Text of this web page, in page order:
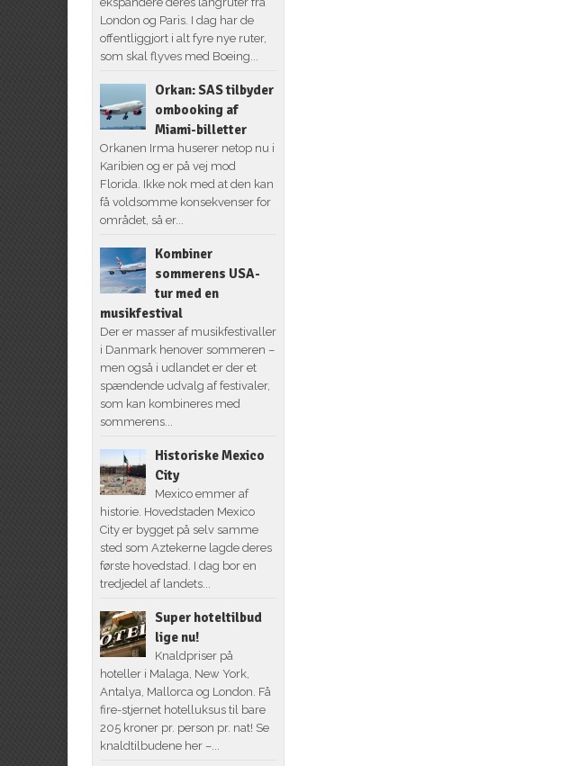
London og Paris. I dag har de
offentliggjort i alt fyre nye ruter,
som skal flyves med Boeing...
Orkan: SAS tilbyder
ombooking af
Miami-billetter
Orkanen Irma huserer netop nu i
Karibien og er på vej mod
Florida. Ikke nok med at den kan
få voldsomme konsekvenser for
området, så er...
Kombiner
sommerens USA-
tur med en
musikfestival
Der er masser af musikfestivaller
i Danmark henover sommeren –
men også i udlandet er der et
spændende udvalg af festivaler,
som kan kombineres med
sommerens...
Historiske Mexico
City
Mexico emmer af
historie. Hovedstaden Mexico
City er bygget på selv samme
sted som Aztekerne lagde deres
første hovedstad. I dag bor en
tredjedel af landets...
Super hoteltilbud
lige nu!
Knaldpriser på
hoteller i Malaga, New York,
Antalya, Mallorca og London. Få
fire-stjernet hotelluksus til bare
205 kroner pr. person pr. nat! Se
knaldtilbudene her –...